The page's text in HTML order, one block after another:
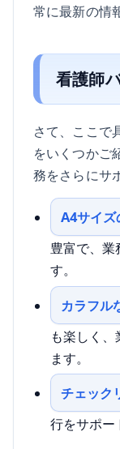
常に最新の情
看護師
さて、ここで
をいくつかご
務をさらにサ
A4サイ
豊富で、
す。
カラフル
も楽しく
ます。
チェック
行をサポー